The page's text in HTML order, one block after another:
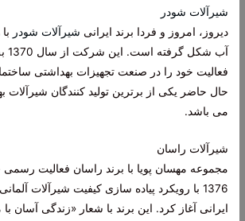
شیرآلات شودر
دیروز، امروز و فردا برند ایرانی شیرآلات شودر
فعالیت خود را در صنعت تجهیزات بهداشتی
حال حاضر یکی از برترین تولید کنندگان شیرآلات
می باشد.
شیرآلات راسان
مجموعه مهسان پویا با برند راسان فعالیت
1376 با رویکرد پیاده سازی کیفیت شیرآلات
ایرانی آغاز کرد. این برند با شعار «زندگی آسان